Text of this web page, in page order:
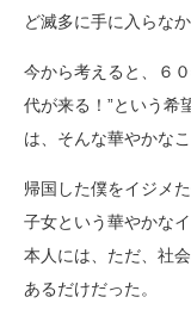
ど滅多に手に入らな
今から考えると、６
代が来る！”という希
は、そんな華やかな
帰国した僕をイジメ
子女という華やかな
本人には、ただ、 社
あるだけだった。